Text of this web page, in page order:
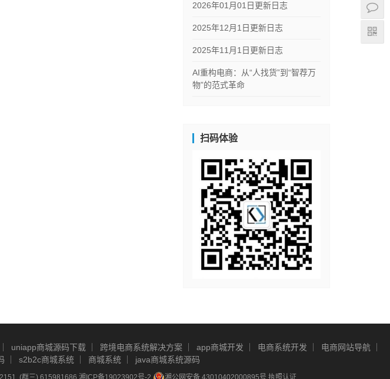
2026年01月01日更新日志
2025年12月1日更新日志
2025年11月1日更新日志
AI重构电商：从“人找货”到“智荐万
物”的范式革命
扫码体验
uniapp商城源码下载 跨境电商系统解决方案 app商城开发 电商系统开发
电商网站导航
s2b2c商城系统 商城系统 java商城系统源码
(群三) 615981686 湘ICP备19023902号-2 湘公网安备 43010402000895号 执照认证